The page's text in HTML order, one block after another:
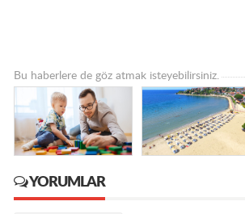
Bu haberlere de göz atmak isteyebilirsiniz.
YORUMLAR